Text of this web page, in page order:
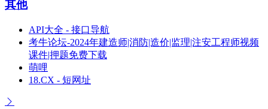
其他
API大全 - 接口导航
考牛论坛-2024年建造师|消防|造价|监理|注安工程师视频
课件|押题免费下载
萌哩
18.CX - 短网址